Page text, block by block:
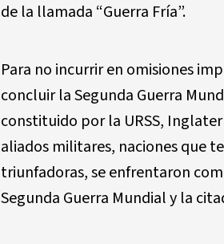
de la llamada “Guerra Fría”.
Para no incurrir en omisiones
concluir la Segunda Guerra
constituido por la URSS,
aliados militares, naciones que
triunfadoras, se enfrentaron
Segunda Guerra Mundial y la